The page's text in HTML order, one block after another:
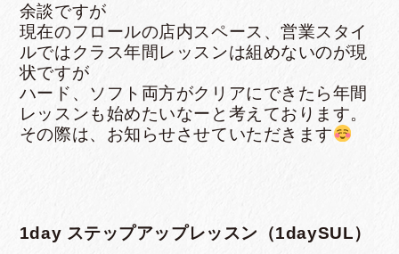
余談ですが
現在のフロールの店内スペース、営業スタイ
ルではクラス年間レッスンは組めないのが現
状ですが
ハード、ソフト両方がクリアにできたら年間
レッスンも始めたいなーと考えております。
その際は、お知らせさせていただきます
1day ステップアップレッスン（1daySUL）